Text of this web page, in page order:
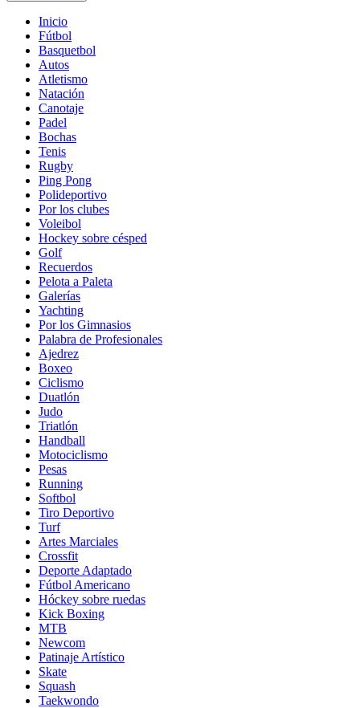
Inicio
Fútbol
Basquetbol
Autos
Atletismo
Natación
Canotaje
Padel
Bochas
Tenis
Rugby
Ping Pong
Polideportivo
Por los clubes
Voleibol
Hockey sobre césped
Golf
Recuerdos
Pelota a Paleta
Galerías
Yachting
Por los Gimnasios
Palabra de Profesionales
Ajedrez
Boxeo
Ciclismo
Duatlón
Judo
Triatlón
Handball
Motociclismo
Pesas
Running
Softbol
Tiro Deportivo
Turf
Artes Marciales
Crossfit
Deporte Adaptado
Fútbol Americano
Hóckey sobre ruedas
Kick Boxing
MTB
Newcom
Patinaje Artístico
Skate
Squash
Taekwondo